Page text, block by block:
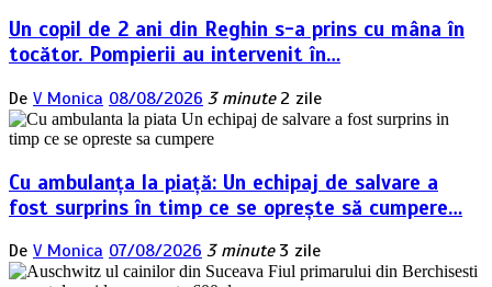
Un copil de 2 ani din Reghin s-a prins cu mâna în
tocător. Pompierii au intervenit în…
De V Monica 08/08/2026 3 minute 2 zile
Cu ambulanța la piață: Un echipaj de salvare a
fost surprins în timp ce se oprește să cumpere…
De V Monica 07/08/2026 3 minute 3 zile